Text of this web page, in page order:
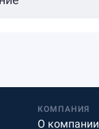
КОМПАНИЯ
О компании